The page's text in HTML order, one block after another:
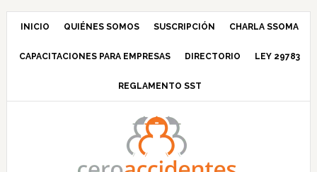
Saltar
navegación
Saltar
principal
Saltar
barra
principal
Saltar
INICIO QUIÉNES SOMOS SUSCRIPCIÓN CHARLA SSOMA
CAPACITACIONES PARA EMPRESAS DIRECTORIO LEY 29783
REGLAMENTO SST